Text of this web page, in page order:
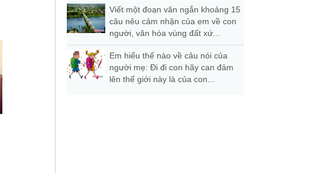
Viết một đoạn văn ngắn khoảng 15
câu nêu cảm nhận của em về con
người, văn hóa vùng đất xứ...
Em hiểu thế nào về câu nói của
người mẹ: Đi đi con hãy can đảm
lên thế giới này là của con...